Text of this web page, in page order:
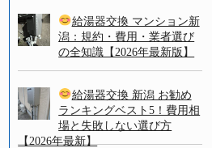
給湯器交換 マンション新
潟：規約・費用・業者選び
の全知識【2026年最新版】
給湯器交換 新潟 お勧め
ランキングベスト5！費用相
場と失敗しない選び方
【2026年最新】